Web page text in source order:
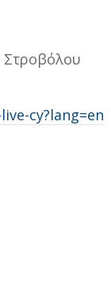
Στροβόλου
cy?lang=en